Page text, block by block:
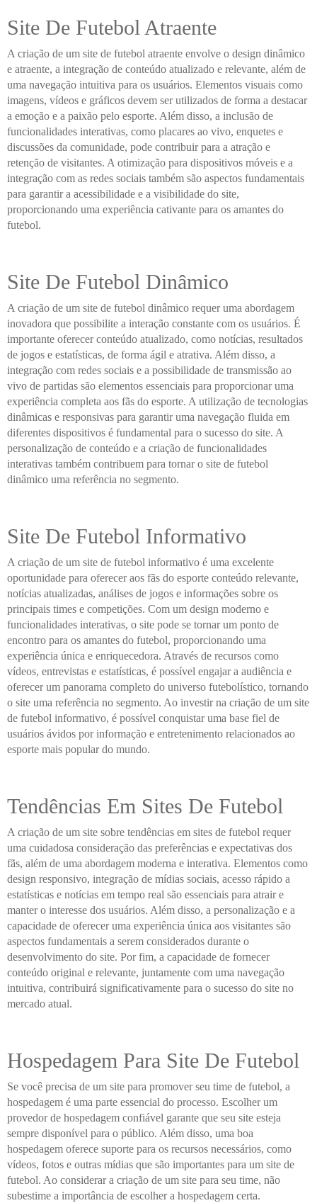
Site De Futebol Atraente
A criação de um site de futebol atraente envolve o design dinâmico
e atraente, a integração de conteúdo atualizado e relevante, além de
uma navegação intuitiva para os usuários. Elementos visuais como
imagens, vídeos e gráficos devem ser utilizados de forma a destacar
a emoção e a paixão pelo esporte. Além disso, a inclusão de
funcionalidades interativas, como placares ao vivo, enquetes e
discussões da comunidade, pode contribuir para a atração e
retenção de visitantes. A otimização para dispositivos móveis e a
integração com as redes sociais também são aspectos fundamentais
para garantir a acessibilidade e a visibilidade do site,
proporcionando uma experiência cativante para os amantes do
futebol.
Site De Futebol Dinâmico
A criação de um site de futebol dinâmico requer uma abordagem
inovadora que possibilite a interação constante com os usuários. É
importante oferecer conteúdo atualizado, como notícias, resultados
de jogos e estatísticas, de forma ágil e atrativa. Além disso, a
integração com redes sociais e a possibilidade de transmissão ao
vivo de partidas são elementos essenciais para proporcionar uma
experiência completa aos fãs do esporte. A utilização de tecnologias
dinâmicas e responsivas para garantir uma navegação fluida em
diferentes dispositivos é fundamental para o sucesso do site. A
personalização de conteúdo e a criação de funcionalidades
interativas também contribuem para tornar o site de futebol
dinâmico uma referência no segmento.
Site De Futebol Informativo
A criação de um site de futebol informativo é uma excelente
oportunidade para oferecer aos fãs do esporte conteúdo relevante,
notícias atualizadas, análises de jogos e informações sobre os
principais times e competições. Com um design moderno e
funcionalidades interativas, o site pode se tornar um ponto de
encontro para os amantes do futebol, proporcionando uma
experiência única e enriquecedora. Através de recursos como
vídeos, entrevistas e estatísticas, é possível engajar a audiência e
oferecer um panorama completo do universo futebolístico, tornando
o site uma referência no segmento. Ao investir na criação de um site
de futebol informativo, é possível conquistar uma base fiel de
usuários ávidos por informação e entretenimento relacionados ao
esporte mais popular do mundo.
Tendências Em Sites De Futebol
A criação de um site sobre tendências em sites de futebol requer
uma cuidadosa consideração das preferências e expectativas dos
fãs, além de uma abordagem moderna e interativa. Elementos como
design responsivo, integração de mídias sociais, acesso rápido a
estatísticas e notícias em tempo real são essenciais para atrair e
manter o interesse dos usuários. Além disso, a personalização e a
capacidade de oferecer uma experiência única aos visitantes são
aspectos fundamentais a serem considerados durante o
desenvolvimento do site. Por fim, a capacidade de fornecer
conteúdo original e relevante, juntamente com uma navegação
intuitiva, contribuirá significativamente para o sucesso do site no
mercado atual.
Hospedagem Para Site De Futebol
Se você precisa de um site para promover seu time de futebol, a
hospedagem é uma parte essencial do processo. Escolher um
provedor de hospedagem confiável garante que seu site esteja
sempre disponível para o público. Além disso, uma boa
hospedagem oferece suporte para os recursos necessários, como
vídeos, fotos e outras mídias que são importantes para um site de
futebol. Ao considerar a criação de um site para seu time, não
subestime a importância de escolher a hospedagem certa.